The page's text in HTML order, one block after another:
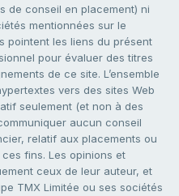
de conseil en placement) ni
mentionnées sur le
pointent les liens du présent
pour évaluer des titres
de ce site. L’ensemble
vers des sites Web
seulement (et non à des
aucun conseil
relatif aux placements ou
ces fins. Les opinions et
ceux de leur auteur, et
TMX Limitée ou ses sociétés